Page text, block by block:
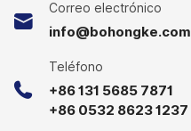
Correo electrónico
info@bohongke.com
Teléfono
+86 131 5685 7871
+86 0532 8623 1237